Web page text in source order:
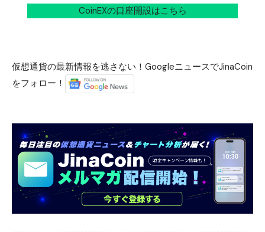
CoinEXの口座開設はこちら
仮想通貨の最新情報を逃さない！GoogleニュースでJinaCoin
をフォロー！